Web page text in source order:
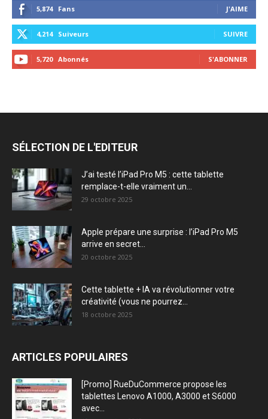
5,874 Fans J'AIME
4,214 Suiveurs SUIVRE
5,720 Abonnés S'ABONNER
SÉLECTION DE L'EDITEUR
J’ai testé l’iPad Pro M5 : cette tablette
remplace-t-elle vraiment un...
29 octobre 2025
Apple prépare une surprise : l’iPad Pro M5
arrive en secret...
20 octobre 2025
Cette tablette + IA va révolutionner votre
créativité (vous ne pourrez...
18 octobre 2025
ARTICLES POPULAIRES
[Promo] RueDuCommerce propose les
tablettes Lenovo A1000, A3000 et S6000
avec...